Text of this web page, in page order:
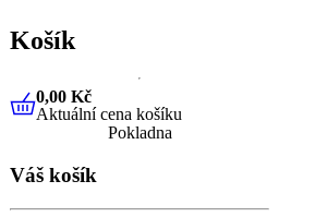
Košík
0,00 KčAktuální cena košíku
0,00 Kč
Aktuální cena košíku
Pokladna
Váš košík